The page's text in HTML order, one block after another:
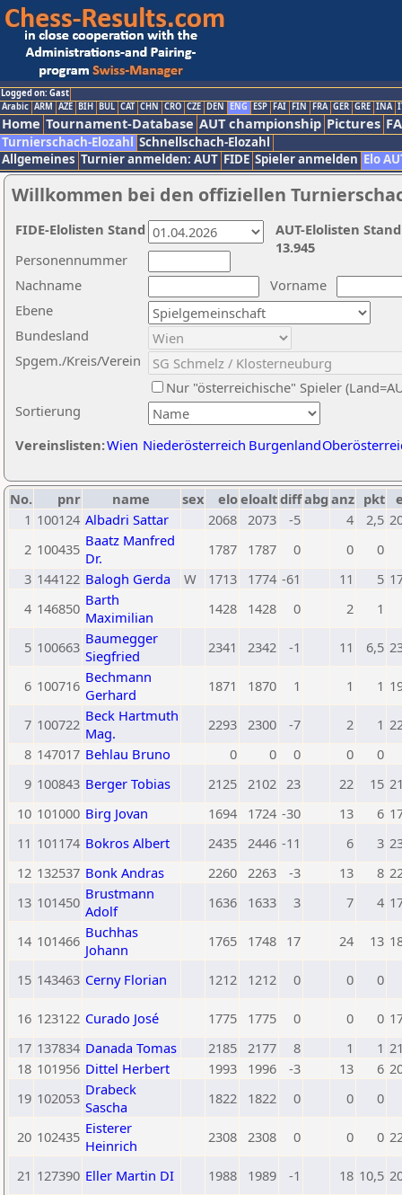
Logged on: Gast
Arabic ARM AZE BIH BUL CAT CHN CRO CZE DEN ENG ESP FAI FIN FRA GER GRE INA
Home Tournament-Database AUT championship Pictures
Turnierschach-Elozahl Schnellschach-Elozahl
Allgemeines Turnier anmelden: AUT FIDE Spieler anmelden Elo
Willkommen bei den offiziellen
Nachname
Vorname
Ebene
Sortierung
Personennummer
Bundesland
Spgem./Kreis/Verein
Nur "österreichische" Spieler
Vereinslisten:Wien Niederösterreich Burgenland
AUT-Elolisten
13.945
FIDE-Elolisten Stand
No. pnr name sex eloeloaltdiffabg anz pkt
1 100124 Albadri Sattar 2068 2073 -5 4 2,5
2 100435 Baatz Manfred
Dr.
1787 1787 0 0
0
3 144122 Balogh Gerda W 1713 1774 -61 11 5
4 146850 Barth
Maximilian
1428 1428 0 2 1
5 100663 Baumegger
Siegfried
2341 2342 -1 11 6,5
6 100716 Bechmann
Gerhard
1871 1870 1 1 1
7 100722 Beck Hartmuth
Mag.
2293 2300 -7 2 1
8 147017 Behlau Bruno 0 0 0 0
0
9 100843 Berger Tobias 2125 2102 23 22 15
10 101000 Birg Jovan 1694 1724 -30 13 6
11 101174 Bokros Albert 2435 2446 -11 6 3
12 132537 Bonk Andras 2260 2263 -3 13 8
13 101450 Brustmann
Adolf
1636 1633 3 7 4
14 101466 Buchhas
Johann
1765 1748 17 24 13
15 143463 Cerny Florian 1212 1212 0 0 0
16 123122 Curado José 1775 1775 0 0 0
17 137834 Danada Tomas 2185 2177 8 1 1
18 101956 Dittel Herbert 1993 1996 -3 13 6
19 102053 Drabeck
Sascha
1822 1822 0 0 0
20 102435 Eisterer
Heinrich
2308 2308 0 0 0
21 127390 Eller Martin DI 1988 1989 -1 18 10,5